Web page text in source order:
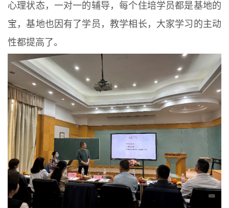
心理状态，一对一的辅导，每个住培学员都是基地的
宝，基地也因有了学员，教学相长，大家学习的主动
性都提高了。